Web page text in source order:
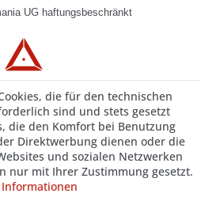
UG haftungsbeschränkt
die für den technischen
sind und stets gesetzt
die den Komfort bei Benutzung
Direktwerbung dienen oder die
und sozialen Netzwerken
nur mit Ihrer Zustimmung gesetzt.